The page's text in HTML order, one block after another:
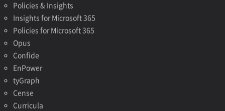
Policies & Insights
Insights for Microsoft 365
Policies for Microsoft 365
Opus
Confide
EnPower
tyGraph
Cense
Curricula